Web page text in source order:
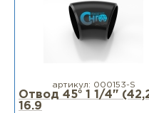
артикул: 000153-S
Отвод 45° 1 1/4"
16.9